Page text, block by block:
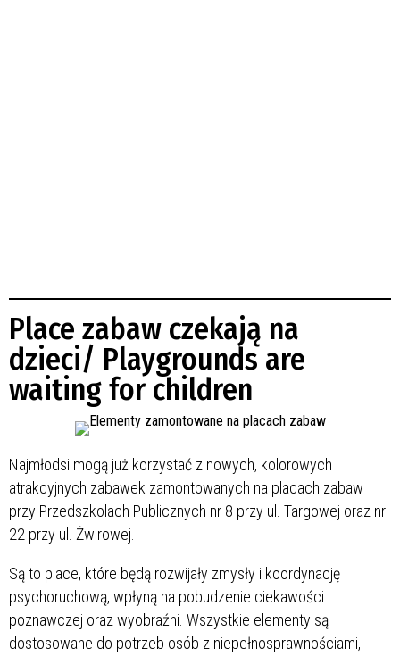
Place zabaw czekają na
dzieci/ Playgrounds are
waiting for children
Najmłodsi mogą już korzystać z nowych, kolorowych i
atrakcyjnych zabawek zamontowanych na placach zabaw
przy Przedszkolach Publicznych nr 8 przy ul. Targowej oraz nr
22 przy ul. Żwirowej.
Są to place, które będą rozwijały zmysły i koordynację
psychoruchową, wpłyną na pobudzenie ciekawości
poznawczej oraz wyobraźni. Wszystkie elementy są
dostosowane do potrzeb osób z niepełnosprawnościami,